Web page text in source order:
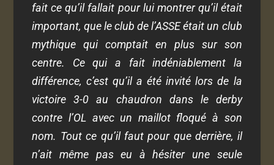
fait ce qu’il fallait pour lui montrer qu’il était
important, que le club de l’ASSE était un club
mythique qui comptait en plus sur son
centre. Ce qui a fait indéniablement la
différence, c’est qu’il a été invité lors de la
victoire 3-0 au chaudron dans le derby
contre l’OL avec un maillot floqué à son
nom. Tout ce qu’il faut pour que derrière, il
n’ait même pas eu à hésiter une seule